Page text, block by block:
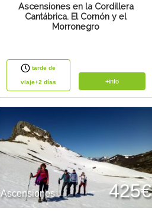
Ascensiones en la Cordillera
Cantábrica. El Cornón y el
Morronegro
tarde de
viaje+2 días +info
Ascensiones 425€